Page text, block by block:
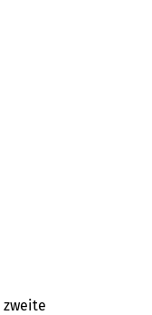
zweite